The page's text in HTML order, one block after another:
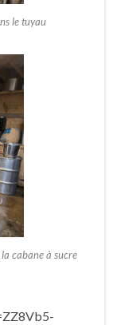
le tuyau
cabane à sucre